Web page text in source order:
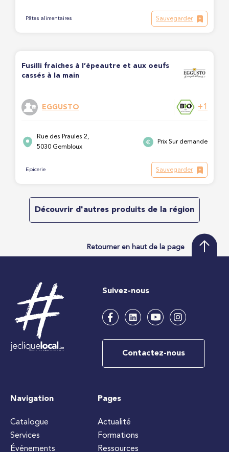
Pâtes alimentaires Sauvegarder
Fusilli fraiches à l’épeautre et aux oeufs
cassés à la main
EGGUSTO +1
Rue des Praules 2,
5030 Gembloux
Prix Sur demande
Epicerie Sauvegarder
Découvrir d'autres produits de la région
Retourner en haut de la page
Suivez-nous
Contactez-nous
Navigation
Catalogue
Services
Événements
Pages
Actualité
Formations
Ressources